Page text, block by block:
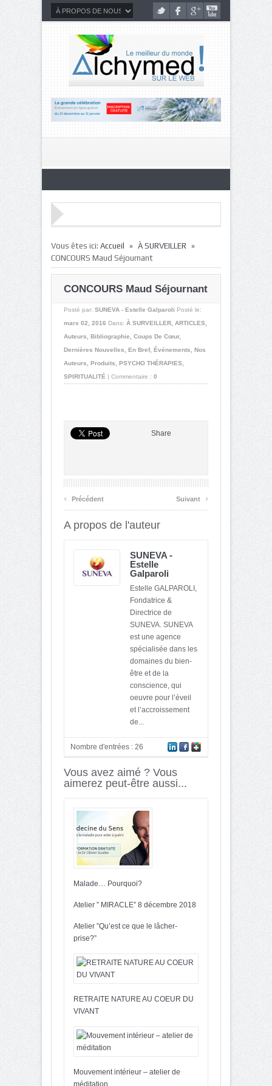
Vous êtes ici: Accueil » À SURVEILLER »
CONCOURS Maud Séjournant
CONCOURS Maud Séjournant
Posté par: SUNEVA - Estelle Galparoli Posté le:
mars 02, 2016 Dans: À SURVEILLER ARTICLES
Auteurs
Bibliographie Coups De Cœur,
Dernières Nouvelles
En Bref, Événements
Nos
Auteurs
Produits PSYCHO THÉRAPIES
SPIRITUALITÉ | Commentaire : 0
Share
‹ Précédent Suivant ›
A propos de l'auteur
SUNEVA -
Estelle
Galparoli
Estelle GALPAROLI,
Fondatrice &
Directrice de
SUNEVA. SUNEVA
est une agence
spécialisée dans les
domaines du bien-
être et de la
conscience, qui
oeuvre pour l’éveil
et l’accroissement
de...
Nombre d'entrées : 26
Vous avez aimé ? Vous
aimerez peut-être aussi...
Malade… Pourquoi?
Atelier ” MIRACLE” 8 décembre 2018
Atelier ”Qu’est ce que le lâcher-
prise?”
RETRAITE NATURE AU COEUR DU
VIVANT
Mouvement intérieur – atelier de
méditation